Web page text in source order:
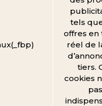
tels
offres en
réel de
tiers.
cookies
pas